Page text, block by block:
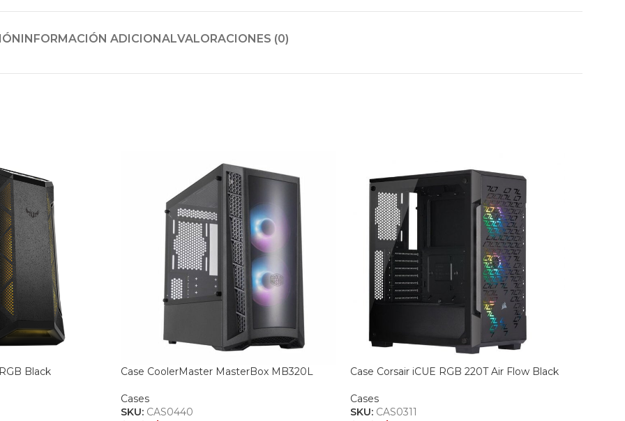
INFORMACIÓN ADICIONALVALORACIONES (0)
Black Case CoolerMaster MasterBox MB320L
Cases
SKU: CAS0440
Case Corsair iCUE RGB 220T Air Flow Black
Cases
SKU: CAS0311